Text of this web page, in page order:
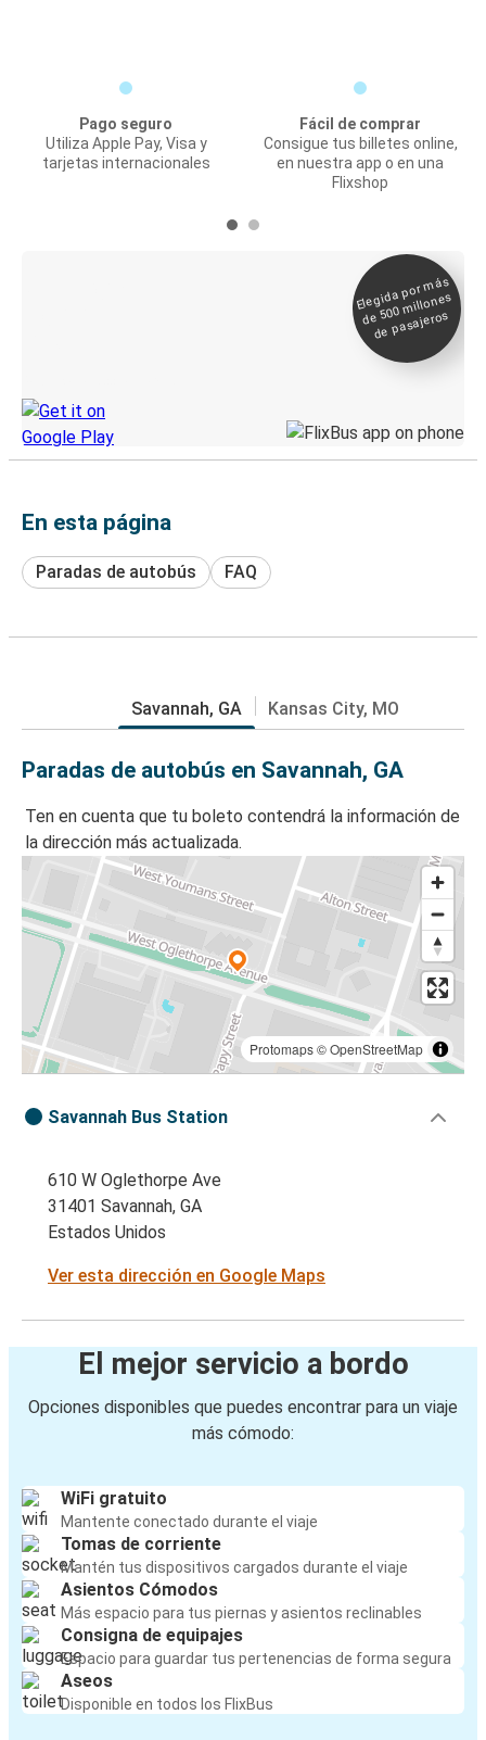
Pago seguro
Utiliza Apple Pay, Visa y
tarjetas internacionales
Fácil de comprar
Consigue tus billetes online,
en nuestra app o en una
Flixshop
Elegida por
más
de 500
millones
de pasajeros
En esta página
Paradas de autobús FAQ
Savannah, GA Kansas City, MO
Paradas de autobús en Savannah, GA
Ten en cuenta que tu boleto contendrá la información de
la dirección más actualizada.
Protomaps©OpenStreetMap
Savannah Bus Station
610 W Oglethorpe Ave
31401 Savannah, GA
Estados Unidos
Ver esta dirección en Google Maps
El mejor servicio a bordo
Opciones disponibles que puedes encontrar para un viaje
más cómodo:
WiFi gratuito
Mantente conectado durante el viaje
Tomas de corriente
Mantén tus dispositivos cargados durante el viaje
Asientos Cómodos
Más espacio para tus piernas y asientos reclinables
Consigna de equipajes
Espacio para guardar tus pertenencias de forma segura
Aseos
Disponible en todos los FlixBus